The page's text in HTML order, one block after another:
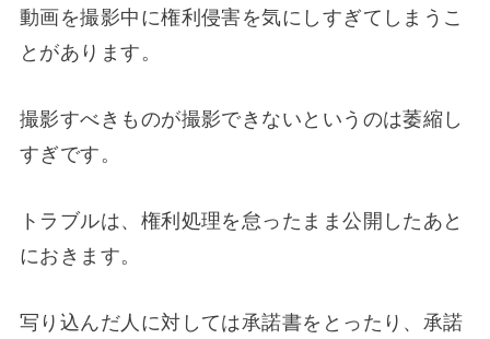
動画を撮影中に権利侵害を気にしすぎてしまうこ
とがあります。
撮影すべきものが撮影できないというのは萎縮し
すぎです。
トラブルは、権利処理を怠ったまま公開したあと
におきます。
写り込んだ人に対しては承諾書をとったり、承諾